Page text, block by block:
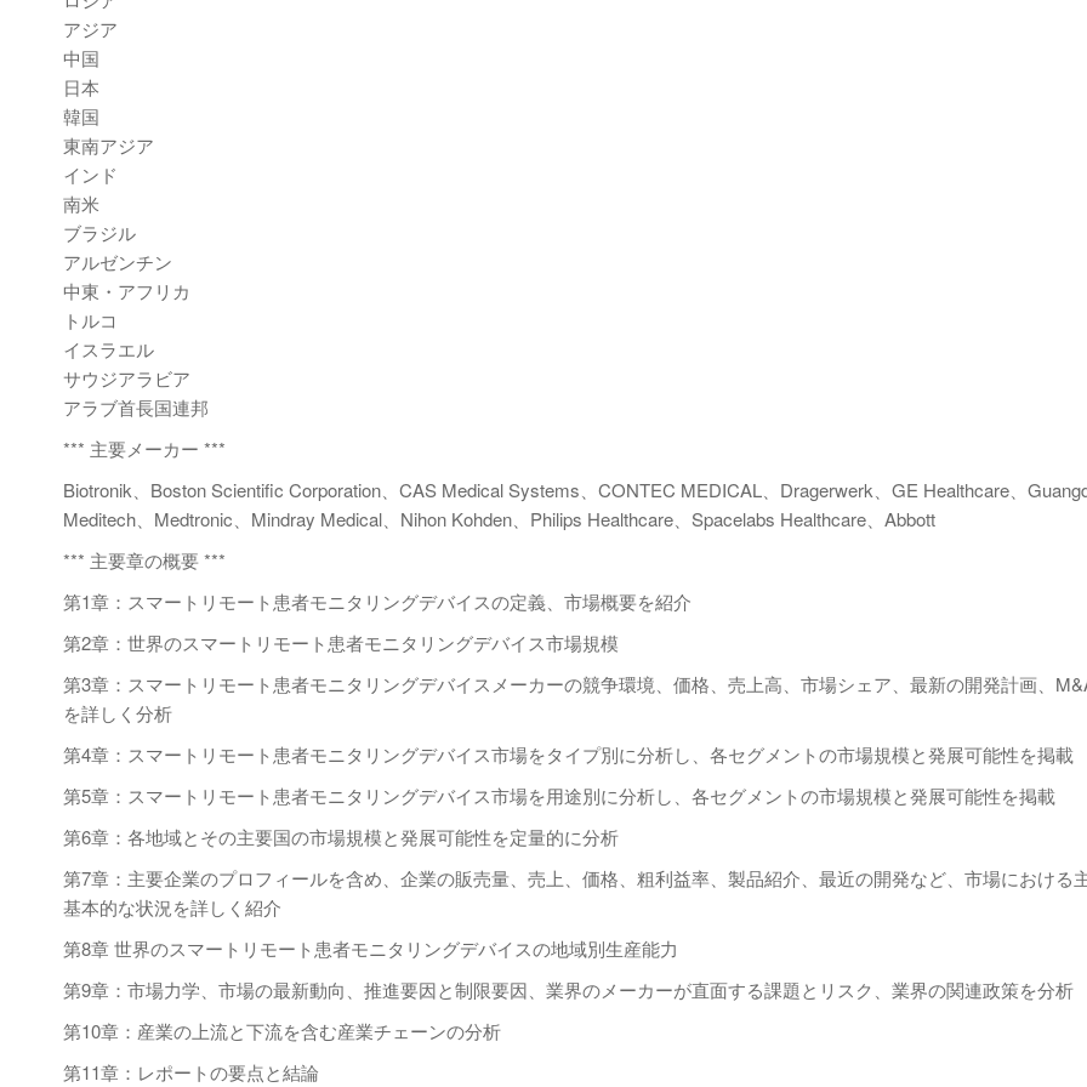
アジア
中国
日本
韓国
東南アジア
インド
南米
ブラジル
アルゼンチン
中東・アフリカ
トルコ
イスラエル
サウジアラビア
アラブ首長国連邦
*** 主要メーカー ***
Biotronik、Boston Scientific Corporation、CAS Medical Systems、CONTEC MEDICAL、Dragerwerk、GE Healthcare、
Meditech、Medtronic、Mindray Medical、Nihon Kohden、Philips Healthcare、Spacelabs Healthcare、Abbott
*** 主要章の概要 ***
第1章：スマートリモート患者モニタリングデバイスの定義、市場概要を紹介
第2章：世界のスマートリモート患者モニタリングデバイス市場規模
第3章：スマートリモート患者モニタリングデバイスメーカーの競争環境、価格、売上高、市場シェア、最新の開発計画、
を詳しく分析
第4章：スマートリモート患者モニタリングデバイス市場をタイプ別に分析し、各セグメントの市場規模と発展可能性を掲載
第5章：スマートリモート患者モニタリングデバイス市場を用途別に分析し、各セグメントの市場規模と発展可能性を掲載
第6章：各地域とその主要国の市場規模と発展可能性を定量的に分析
第7章：主要企業のプロフィールを含め、企業の販売量、売上、価格、粗利益率、製品紹介、最近の開発など、市場における
基本的な状況を詳しく紹介
第8章 世界のスマートリモート患者モニタリングデバイスの地域別生産能力
第9章：市場力学、市場の最新動向、推進要因と制限要因、業界のメーカーが直面する課題とリスク、業界の関連政策を分析
第10章：産業の上流と下流を含む産業チェーンの分析
第11章：レポートの要点と結論